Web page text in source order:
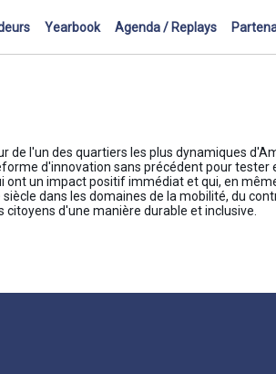
Yearbook Agenda / Replays
l'un des quartiers les plus dynamiques
d'innovation sans précédent pour tester
ont un impact positif immédiat et qui, en
dans les domaines de la mobilité, du
d'une manière durable et inclusive.